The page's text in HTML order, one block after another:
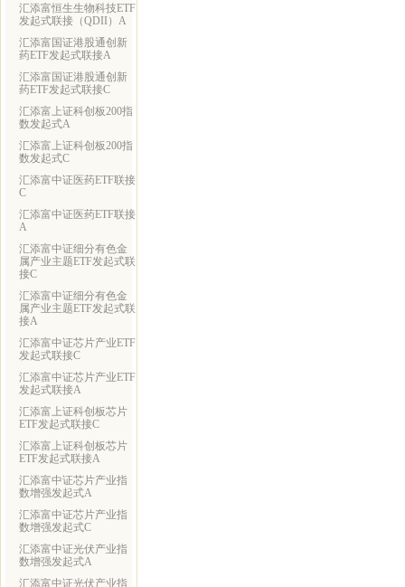
汇添富恒生生物科技ETF
发起式联接（QDII）A
汇添富国证港股通创新
药ETF发起式联接A
汇添富国证港股通创新
药ETF发起式联接C
汇添富上证科创板200指
数发起式A
汇添富上证科创板200指
数发起式C
汇添富中证医药ETF联接
C
汇添富中证医药ETF联接
A
汇添富中证细分有色金
属产业主题ETF发起式联
接C
汇添富中证细分有色金
属产业主题ETF发起式联
接A
汇添富中证芯片产业ETF
发起式联接C
汇添富中证芯片产业ETF
发起式联接A
汇添富上证科创板芯片
ETF发起式联接C
汇添富上证科创板芯片
ETF发起式联接A
汇添富中证芯片产业指
数增强发起式A
汇添富中证芯片产业指
数增强发起式C
汇添富中证光伏产业指
数增强发起式A
汇添富中证光伏产业指